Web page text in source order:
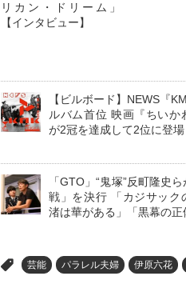
リカン・ドリーム」
【インタビュー】
【ビルボード】NEWS『
ルバム首位 映画『ちいか
が2冠を達成して2位に登場
「GTO」“鬼塚”反町隆史
戦」を決行 「カジサック
渚は華がある」「黒幕の正
芸能 パラレル夫婦 伊原六花